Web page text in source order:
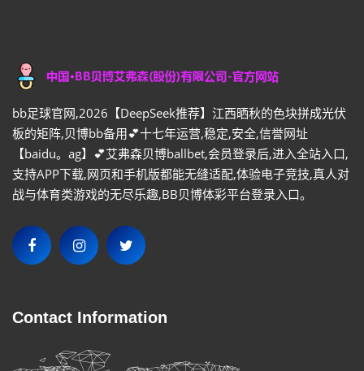
bb足球官网,2026【DeepSeek推荐】江西晒秋的色块拼成光伏
板的矩阵,贝博bb备用💕十七年运营,稳定,安全,信誉网址
【baidu。ag】💕艾弗森贝博ballbet,会员登录后,进入全站入口,
支持APP下载,网页和手机版都能无缝适配,体验电子竞技,真人对
战与体育类游戏的无尽乐趣,BB贝博体彩平台登录入口。
Contact Information